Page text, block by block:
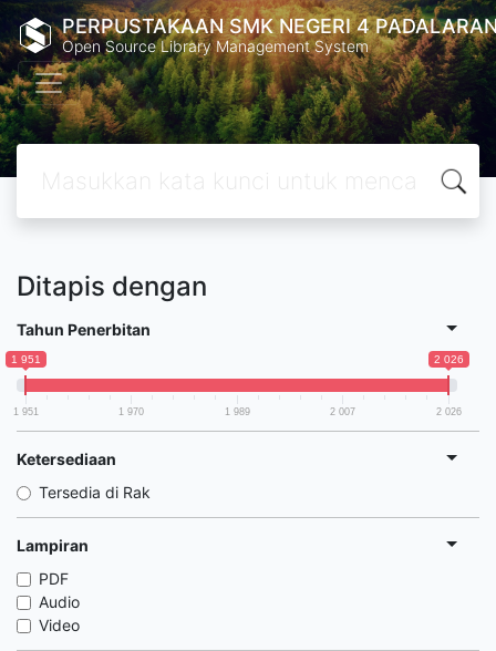
PERPUSTAKAAN SMK NEGERI 4
Open Source Library Management System
Ditapis dengan
Tahun Penerbitan
1 951 2 026
1 951 1 970 1 989 2 007 2 026
Ketersediaan
Tersedia di Rak
Lampiran
PDF
Audio
Video